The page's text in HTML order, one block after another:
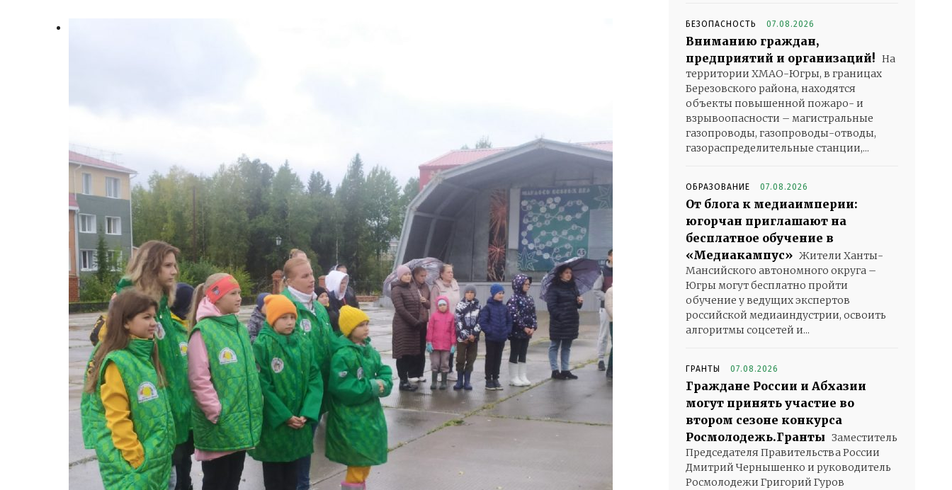
БЕЗОПАСНОСТЬ 07.08.2026
Вниманию граждан,
предприятий и организаций! На
территории ХМАО-Югры, в границах
Березовского района, находятся
объекты повышенной пожаро- и
взрывоопасности – магистральные
газопроводы, газопроводы-отводы,
газораспределительные станции,...
ОБРАЗОВАНИЕ 07.08.2026
От блога к медиаимперии:
югорчан приглашают на
бесплатное обучение в
«Медиакампус» Жители Ханты-
Мансийского автономного округа –
Югры могут бесплатно пройти
обучение у ведущих экспертов
российской медиаиндустрии, освоить
алгоритмы соцсетей и...
ГРАНТЫ 07.08.2026
Граждане России и Абхазии
могут принять участие во
втором сезоне конкурса
Росмолодежь.Гранты Заместитель
Председателя Правительства России
Дмитрий Чернышенко и руководитель
Росмолодежи Григорий Гуров